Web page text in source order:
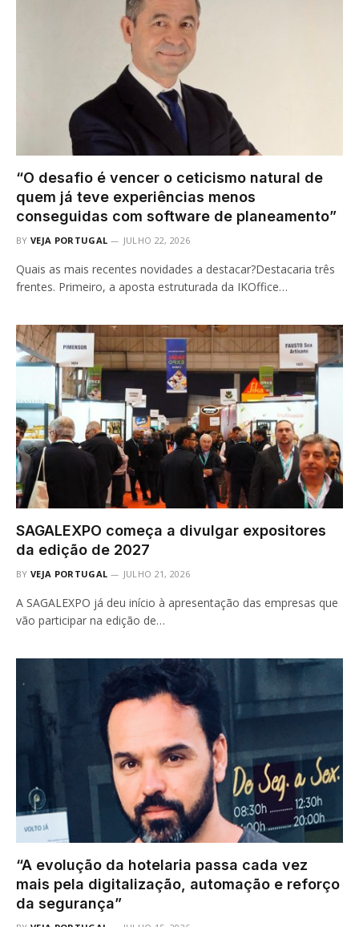
“O desafio é vencer o ceticismo natural de
quem já teve experiências menos
conseguidas com software de planeamento”
BY VEJA PORTUGAL JULHO 22, 2026
Quais as mais recentes novidades a destacar?Destacaria três
frentes. Primeiro, a aposta estruturada da IKOffice…
SAGALEXPO começa a divulgar expositores
da edição de 2027
BY VEJA PORTUGAL JULHO 21, 2026
A SAGALEXPO já deu início à apresentação das empresas que
vão participar na edição de…
“A evolução da hotelaria passa cada vez
mais pela digitalização, automação e reforço
da segurança”